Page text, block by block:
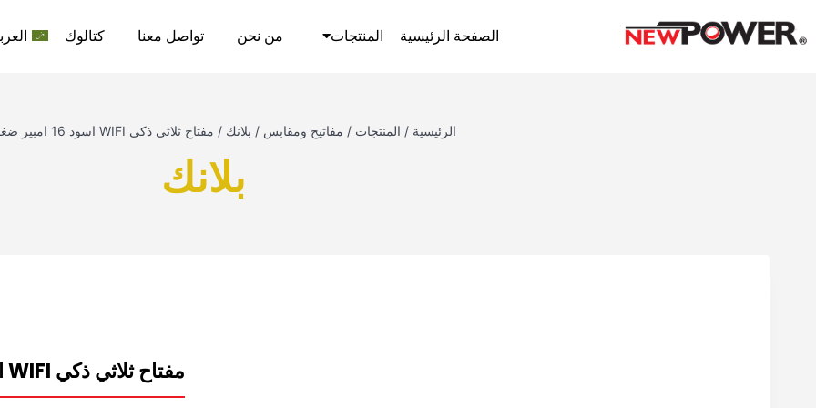
الصفحة الرئيسية المنتجات من نحن تواصل معنا كتالوك
الرئيسية / المنتجات / مفاتيح ومقابس / بلانك / مفتاح ثلاثي ذكي WIFI اسود 16 امبير ضغط نيوباور
بلانك
مفتاح ثلاثي ذكي WIFI اسود 16 امبير ضغط نيوباور